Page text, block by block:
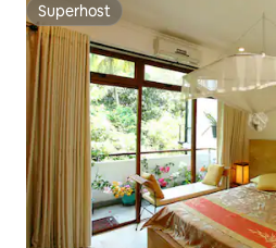
Superhost
Superhost